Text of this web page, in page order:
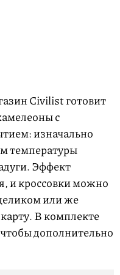
Civilist готовит
с
изначально
температуры
Эффект
и кроссовки можно
или же
В комплекте
дополнительно